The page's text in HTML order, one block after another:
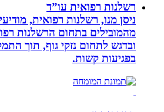
רשלנות רפואית עו”ד
ניסן מנו, רשלנות רפואית, מודיעין,
מהמובילים בתחום הרשלנות רפואית,
ובדגש לתחום נזקי גוף, תוך
בפגיעות קשות.